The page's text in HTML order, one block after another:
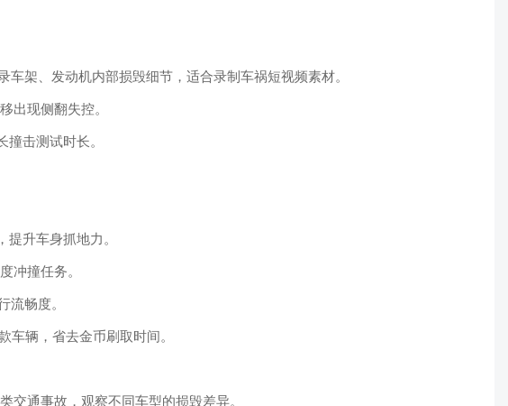
架、发动机内部损毁细节，适合录制车祸短视频素材。
出现侧翻失控。
击测试时长。
升车身抓地力。
冲撞任务。
畅度。
辆，省去金币刷取时间。
通事故，观察不同车型的损毁差异。